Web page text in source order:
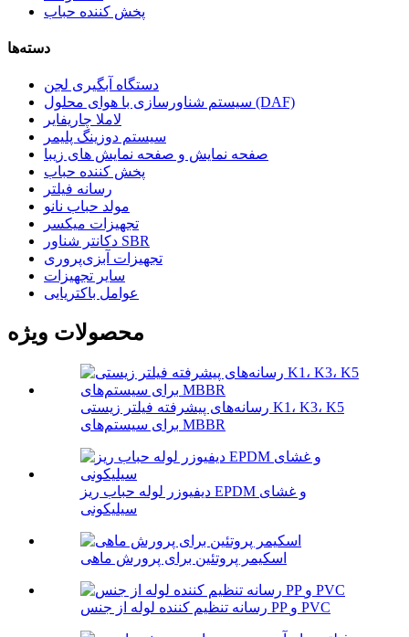
پخش کننده حباب
دسته‌ها
دستگاه آبگیری لجن
سیستم شناورسازی با هوای محلول (DAF)
لاملا چاریفایر
سیستم دوزینگ پلیمر
صفحه نمایش و صفحه نمایش های زیبا
پخش کننده حباب
رسانه فیلتر
مولد حباب نانو
تجهیزات میکسر
دکانتر شناور SBR
تجهیزات آبزی‌پروری
سایر تجهیزات
عوامل باکتریایی
محصولات ویژه
رسانه‌های پیشرفته فیلتر زیستی K1، K3، K5
برای سیستم‌های MBBR
دیفیوزر لوله حباب ریز EPDM و غشای
سیلیکونی
اسکیمر پروتئین برای پرورش ماهی
رسانه تنظیم کننده لوله از جنس PP و PVC